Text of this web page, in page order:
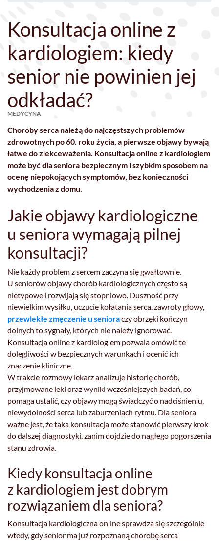
Konsultacja online z
kardiologiem: kiedy
senior nie powinien jej
odkładać?
MEDYCYNA
Choroby serca należą do najczęstszych problemów
zdrowotnych po 60. roku życia, a pierwsze objawy bywają
łatwe do zlekceważenia. Konsultacja online z kardiologiem
może być dla seniora bezpiecznym i szybkim sposobem na
ocenę niepokojących symptomów, bez konieczności
wychodzenia z domu.
Jakie objawy kardiologiczne
u seniora wymagają pilnej
konsultacji?
Nie każdy problem z sercem zaczyna się gwałtownie.
U seniorów objawy chorób kardiologicznych często są
nietypowe i rozwijają się stopniowo. Duszność przy
niewielkim wysiłku, uczucie kołatania serca, zawroty głowy,
przewlekłe zmęczenie u senioraczy obrzęki kończyn
dolnych to sygnały, których nie należy ignorować.
Konsultacja online z kardiologiem pozwala omówić te
dolegliwości w bezpiecznych warunkach i ocenić ich
znaczenie kliniczne.
W trakcie rozmowy lekarz analizuje historię chorób,
przyjmowane leki oraz wyniki wcześniejszych badań, co
pomaga ustalić, czy objawy mogą świadczyć o nadciśnieniu,
niewydolności serca lub zaburzeniach rytmu. Dla seniora
ważne jest, że taka konsultacja może stanowić pierwszy krok
do dalszej diagnostyki, zanim dojdzie do nagłego pogorszenia
stanu zdrowia.
Kiedy konsultacja online
z kardiologiem jest dobrym
rozwiązaniem dla seniora?
Konsultacja kardiologiczna online sprawdza się szczególnie
wtedy, gdy senior ma już rozpoznaną chorobę serca